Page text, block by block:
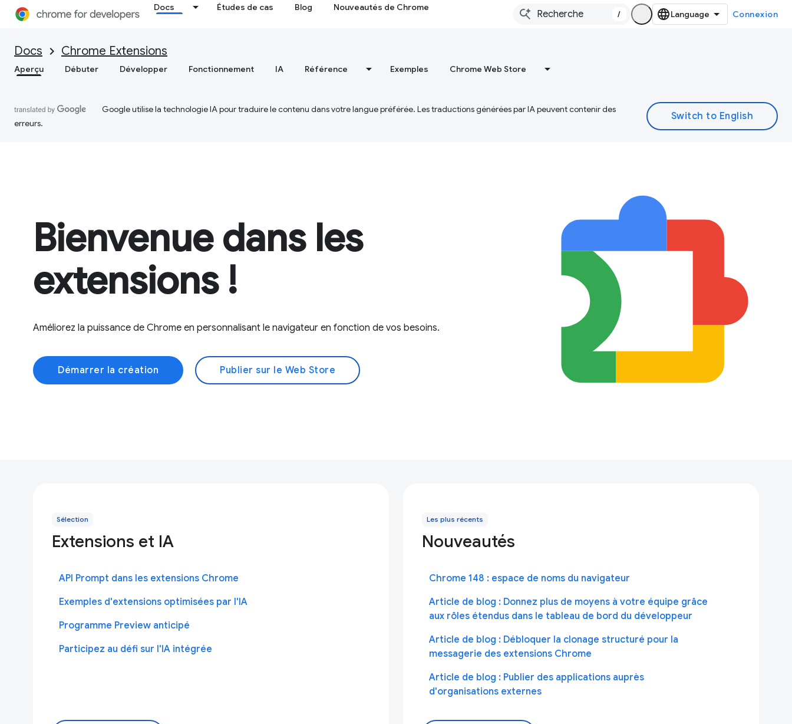
Docs Études de cas Blog Nouveautés de Chrome
/ Connexion
Docs Chrome Extensions
Aperçu Débuter Développer Fonctionnement IA Référence Exemples Chrome Web Store
Google utilise la technologie IA pour traduire le contenu dans votre langue préférée. Les traductions générées par IA peuvent contenir des
erreurs.
Bienvenue dans les
extensions !
Améliorez la puissance de Chrome en personnalisant le navigateur en fonction de vos besoins.
Démarrer la création Publier sur le Web Store
Sélection
Extensions et IA
API Prompt dans les extensions Chrome
Exemples d'extensions optimisées par l'IA
Programme Preview anticipé
Participez au défi sur l'IA intégrée
Les plus récents
Nouveautés
Chrome 148 : espace de noms du navigateur
Article de blog : Donnez plus de moyens à votre équipe grâce
aux rôles étendus dans le tableau de bord du développeur
Article de blog : Débloquer la clonage structuré pour la
messagerie des extensions Chrome
Article de blog : Publier des applications auprès
d'organisations externes